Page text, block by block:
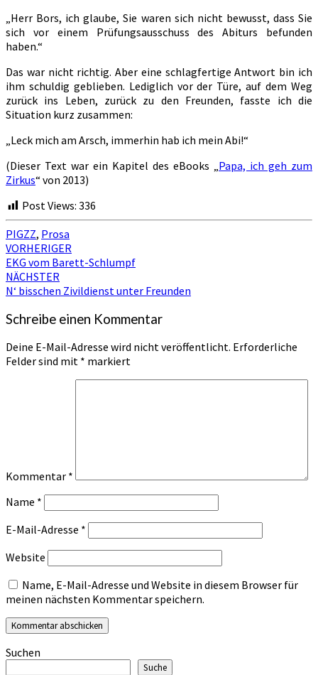
„Herr Bors, ich glaube, Sie waren sich nicht bewusst, dass Sie
sich vor einem Prüfungsausschuss des Abiturs befunden
haben.“
Das war nicht richtig. Aber eine schlagfertige Antwort bin ich
ihm schuldig geblieben. Lediglich vor der Türe, auf dem Weg
zurück ins Leben, zurück zu den Freunden, fasste ich die
Situation kurz zusammen:
„Leck mich am Arsch, immerhin hab ich mein Abi!“
(Dieser Text war ein Kapitel des eBooks „ Papa, ich geh zum
Zirkus“ von 2013)
Post Views: 336
PIGZZ, Prosa
Beitragsnavigation
VORHERIGER
EKG vom Barett-Schlumpf
NÄCHSTER
N‘ bisschen Zivildienst unter Freunden
Schreibe einen Kommentar
Deine E-Mail-Adresse wird nicht veröffentlicht. Erforderliche
Felder sind mit * markiert
Kommentar *
Name *
E-Mail-Adresse *
Website
Name, E-Mail-Adresse und Website in diesem Browser für
meinen nächsten Kommentar speichern.
Suchen
Suche